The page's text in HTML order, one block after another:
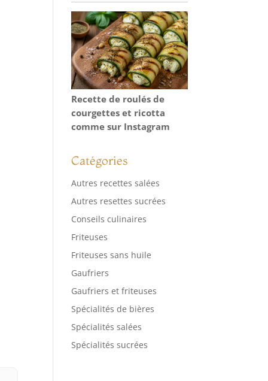
Recette de roulés de
courgettes et ricotta
comme sur Instagram
Catégories
Autres recettes salées
Autres resettes sucrées
Conseils culinaires
Friteuses
Friteuses sans huile
Gaufriers
Gaufriers et friteuses
Spécialités de bières
Spécialités salées
Spécialités sucrées